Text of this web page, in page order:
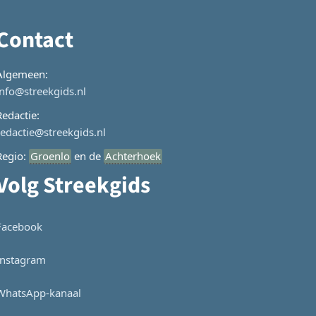
Groenlo en de Achterhoek
Streekgids
kanaal